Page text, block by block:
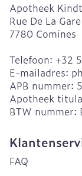
Apotheek Kindt
Rue De La Gare
7780 Comines
Telefoon: +32
E-mailadres:
APB nummer:
Apotheek
BTW nummer:
FAQ